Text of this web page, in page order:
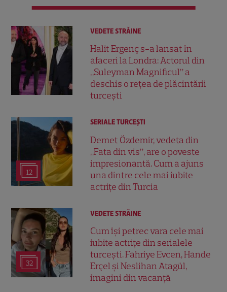
VEDETE STRĂINE
Halit Ergenç s-a lansat în
afaceri la Londra: Actorul din
„Suleyman Magnificul” a
deschis o rețea de plăcintării
turcești
12
SERIALE TURCEŞTI
Demet Özdemir, vedeta din
„Fata din vis”, are o poveste
impresionantă. Cum a ajuns
una dintre cele mai iubite
actrițe din Turcia
32
VEDETE STRĂINE
Cum își petrec vara cele mai
iubite actrițe din serialele
turcești. Fahriye Evcen, Hande
Erçel și Neslihan Atagül,
imagini din vacanță